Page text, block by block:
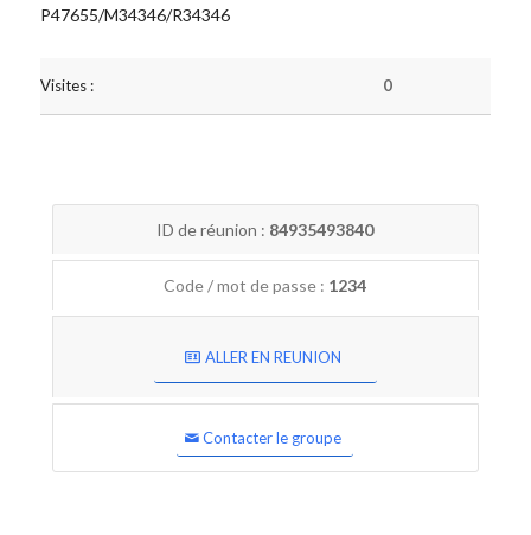
P47655/M34346/R34346
Visites : 0
ID de réunion : 84935493840
Code / mot de passe : 1234
ALLER EN REUNION
Contacter le groupe